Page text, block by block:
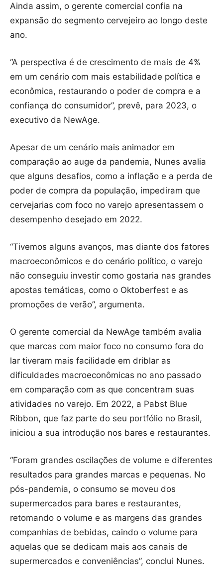
Ainda assim, o gerente comercial confia na
expansão do segmento cervejeiro ao longo deste
ano.
“A perspectiva é de crescimento de mais de 4%
em um cenário com mais estabilidade política e
econômica, restaurando o poder de compra e a
confiança do consumidor”, prevê, para 2023, o
executivo da NewAge.
Apesar de um cenário mais animador em
comparação ao auge da pandemia, Nunes avalia
que alguns desafios, como a inflação e a perda de
poder de compra da população, impediram que
cervejarias com foco no varejo apresentassem o
desempenho desejado em 2022.
“Tivemos alguns avanços, mas diante dos fatores
macroeconômicos e do cenário político, o varejo
não conseguiu investir como gostaria nas grandes
apostas temáticas, como o Oktoberfest e as
promoções de verão”, argumenta.
O gerente comercial da NewAge também avalia
que marcas com maior foco no consumo fora do
lar tiveram mais facilidade em driblar as
dificuldades macroeconômicas no ano passado
em comparação com as que concentram suas
atividades no varejo. Em 2022, a Pabst Blue
Ribbon, que faz parte do seu portfólio no Brasil,
iniciou a sua introdução nos bares e restaurantes.
“Foram grandes oscilações de volume e diferentes
resultados para grandes marcas e pequenas. No
pós-pandemia, o consumo se moveu dos
supermercados para bares e restaurantes,
retomando o volume e as margens das grandes
companhias de bebidas, caindo o volume para
aquelas que se dedicam mais aos canais de
supermercados e conveniências”, conclui Nunes.